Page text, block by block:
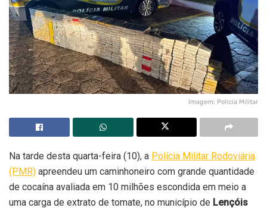
Imagem: Polícia Militar
Na tarde desta quarta-feira (10), a Polícia Militar Rodoviária
(PMR) apreendeu um caminhoneiro com grande quantidade
de cocaína avaliada em 10 milhões escondida em meio a
uma carga de extrato de tomate, no município de Lençóis